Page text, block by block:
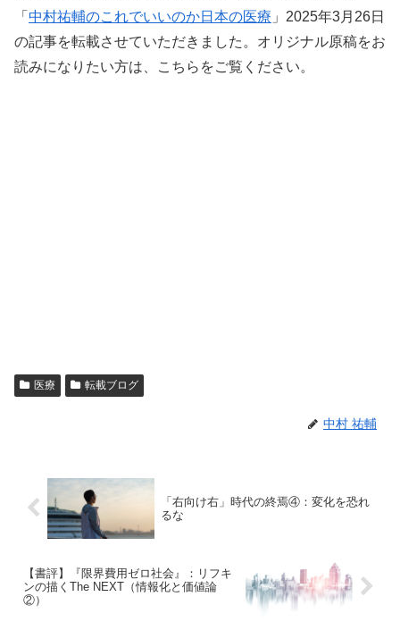
「 中村祐輔のこれでいいのか日本の医療 」2025年3月26日
の記事を転載させていただきました。オリジナル原稿をお
読みになりたい方は、こちらをご覧ください。
医療 転載ブログ
中村 祐輔
「右向け右」時代の終焉④：変化を恐れ
るな
【書評】『限界費用ゼロ社会』：リフキ
ンの描くThe NEXT（情報化と価値論
②）